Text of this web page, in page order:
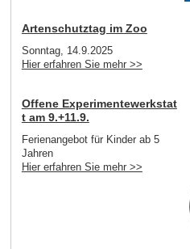
Artenschutztag im Zoo
Sonntag, 14.9.2025
Hier erfahren Sie mehr >>
Offene Experimentewerkstat
t am 9.+11.9.
Ferienangebot für Kinder ab 5
Jahren
Hier erfahren Sie mehr >>